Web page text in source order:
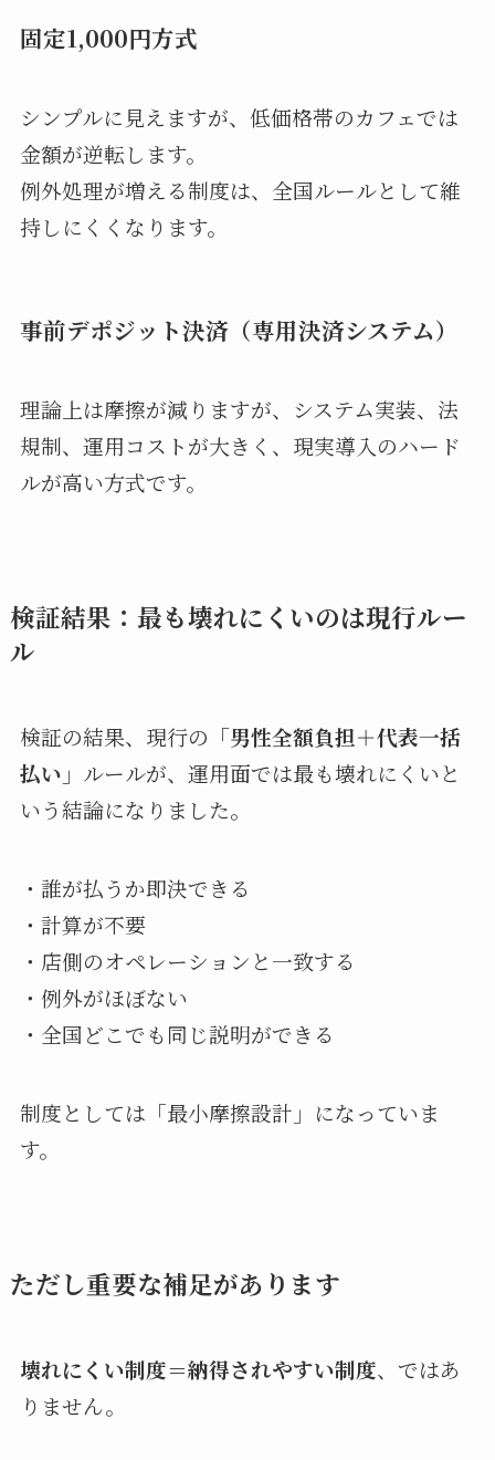
固定1,000円方式
シンプルに見えますが、低価格帯のカフェでは
金額が逆転します。
例外処理が増える制度は、全国ルールとして維
持しにくくなります。
事前デポジット決済（専用決済システム）
理論上は摩擦が減りますが、システム実装、法
規制、運用コストが大きく、現実導入のハード
ルが高い方式です。
検証結果：最も壊れにくいのは現行ルー
ル
検証の結果、現行の 「男性全額負担＋代表一括
払い」 ルールが、運用面では最も壊れにくいと
いう結論になりました。
・誰が払うか即決できる
・計算が不要
・店側のオペレーションと一致する
・例外がほぼない
・全国どこでも同じ説明ができる
制度としては「最小摩擦設計」になっていま
す。
ただし重要な補足があります
壊れにくい制度＝納得されやすい制度、ではあ
りません。